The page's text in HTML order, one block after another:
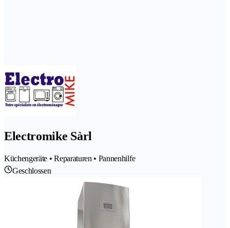
Electromike Sàrl
Küchengeräte • Reparaturen • Pannenhilfe
Geschlossen